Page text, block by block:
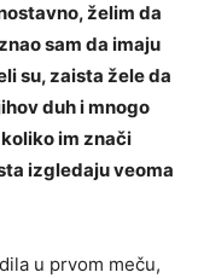
želim da
sam da imaju
su, zaista žele da
duh i mnogo
im znači
izgledaju veoma
u prvom meču,